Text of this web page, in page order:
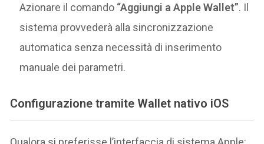
Azionare il comando “Aggiungi a Apple Wallet”. Il
sistema provvederà alla sincronizzazione
automatica senza necessità di inserimento
manuale dei parametri.
Configurazione tramite Wallet nativo iOS